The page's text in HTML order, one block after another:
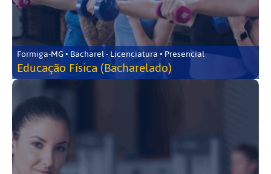
Formiga-MG • Bacharel - Licenciatura • Presencial
Educação Física (Bacharelado)